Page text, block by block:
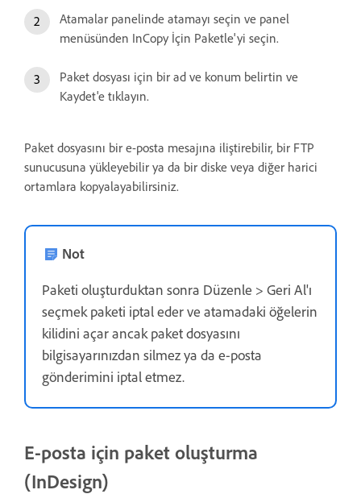
Atamalar panelinde atamayı seçin ve panel
menüsünden InCopy İçin Paketle'yi seçin.
Paket dosyası için bir ad ve konum belirtin ve
Kaydet'e tıklayın.
Paket dosyasını bir e-posta mesajına iliştirebilir, bir FTP
sunucusuna yükleyebilir ya da bir diske veya diğer harici
ortamlara kopyalayabilirsiniz.
Not
Paketi oluşturduktan sonra Düzenle > Geri Al'ı
seçmek paketi iptal eder ve atamadaki öğelerin
kilidini açar ancak paket dosyasını
bilgisayarınızdan silmez ya da e-posta
gönderimini iptal etmez.
E-posta için paket oluşturma
(InDesign)